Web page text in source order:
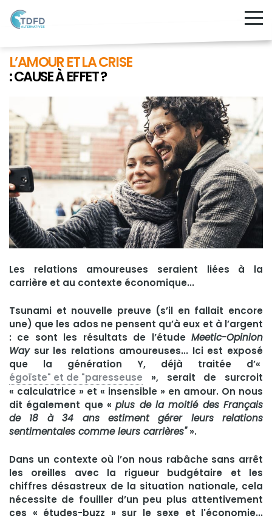
L’AMOUR ET LA CRISE
: CAUSE À EFFET ?
Les relations amoureuses seraient liées à la
carrière et au contexte économique...
Tsunami et nouvelle preuve (s’il en fallait encore
une) que les ados ne pensent qu’à eux et à l’argent
: ce sont les résultats de l’étude Meetic-Opinion
Waysur les relations amoureuses... Ici est exposé
que la génération Y, déjà traitée d’«
égoïste" et de "paresseuse », serait de surcroit
« calculatrice » et « insensible » en amour. On nous
dit également que «plus de la moitié des Français
de 18 à 34 ans estiment gérer leurs relations
sentimentales comme leurs carrières"».
Dans un contexte où l’on nous rabâche sans arrêt
les oreilles avec la rigueur budgétaire et les
chiffres désastreux de la situation nationale, cela
nécessite de fouiller d’un peu plus attentivement
ces « études-buzz » sur le sexe et l'économie...